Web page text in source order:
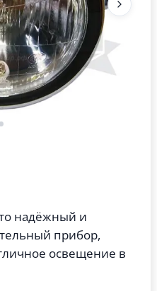
надёжный и
прибор,
освещение в